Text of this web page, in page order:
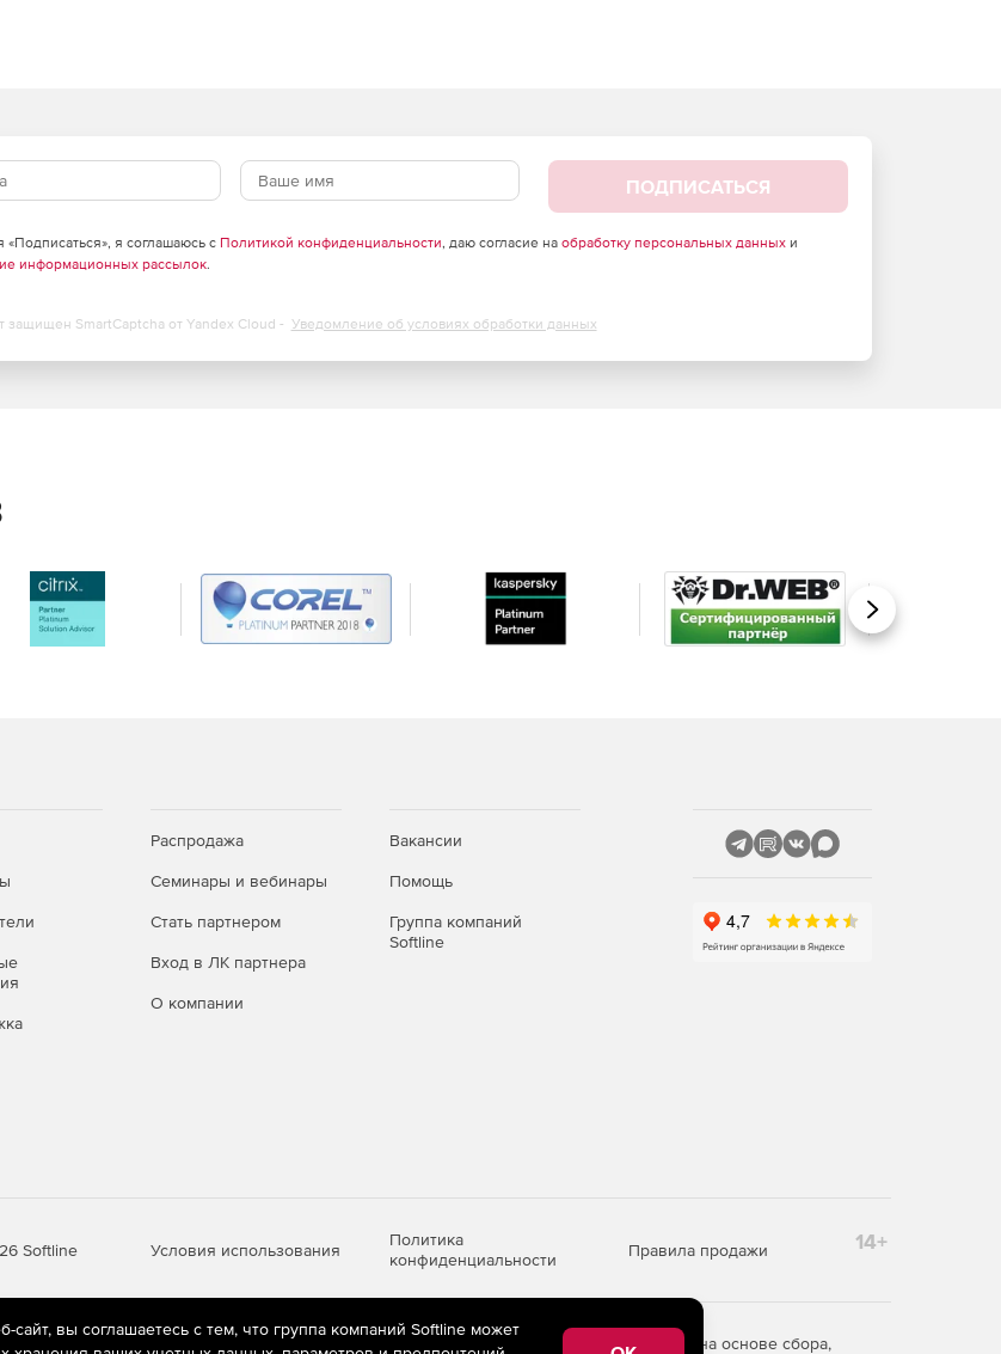
тестировать возможности программы без
версий.
SQL Compare Pro и SQL Data Compare Pro.
ПОДПИСАТЬСЯ
я соглашаюсь с Политикой конфиденциальности, даю согласие на обработку персональных данныхи
информационных рассылок.
защищен SmartCaptcha от Yandex Cloud - Уведомление об условиях обработки данных
Вперед
Распродажа
Семинары и вебинары
Стать партнером
Вход в ЛК партнера
О компании
Вакансии
Помощь
Группа компаний
Softline
Softline Условия использования
Политика
конфиденциальности
Правила продажи 14+
технологии
(информационные технологии предоставления информации на основе сбора,
вы соглашаетесь с тем, что группа компаний Softline может